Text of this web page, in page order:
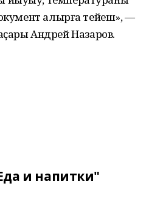
алырға тейеш», —
Андрей Назаров.
и напитки"